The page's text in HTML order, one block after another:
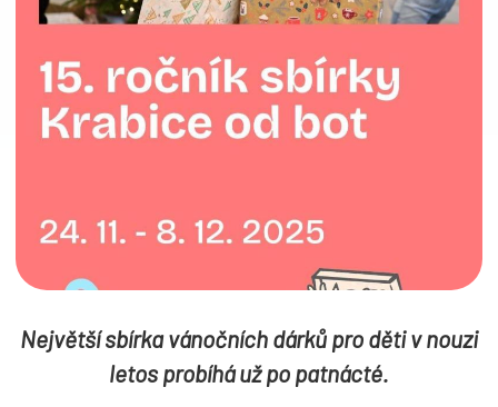
Největší sbírka vánočních dárků pro děti v nouzi
letos probíhá už po patnácté.